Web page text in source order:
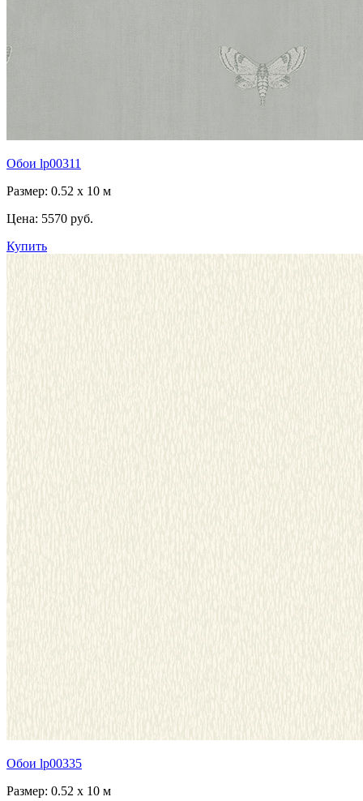
Обои lp00311
Размер: 0.52 x 10 м
Цена: 5570 руб.
Купить
Обои lp00335
Размер: 0.52 x 10 м